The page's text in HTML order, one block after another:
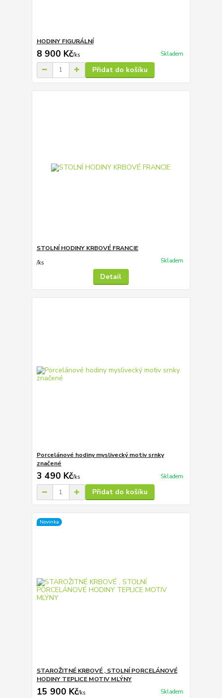
HODINY FIGURÁLNÍ
8 900 Kč/ks Skladem
Přidat do košíku
STOLNÍ HODINY KRBOVÉ FRANCIE
/ks Skladem
Detail
Porcelánové hodiny myslivecký motiv srnky
značené
3 490 Kč/ks Skladem
Přidat do košíku
Novinka
STAROŽITNÉ KRBOVÉ , STOLNÍ PORCELÁNOVÉ
HODINY TEPLICE MOTIV MLÝNY
15 900 Kč/ks Skladem